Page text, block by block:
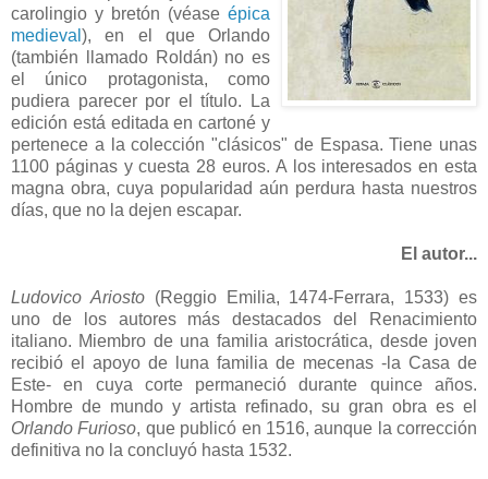
carolingio y bretón (véase épica
medieval ), en el que Orlando
(también llamado Roldán) no es
el único protagonista, como
pudiera parecer por el título. La
edición está editada en cartoné y
pertenece a la colección "clásicos" de Espasa. Tiene unas
1100 páginas y cuesta 28 euros. A los interesados en esta
magna obra, cuya popularidad aún perdura hasta nuestros
días, que no la dejen escapar.
El autor...
Ludovico Ariosto(Reggio Emilia, 1474-Ferrara, 1533) es
uno de los autores más destacados del Renacimiento
italiano. Miembro de una familia aristocrática, desde joven
recibió el apoyo de luna familia de mecenas -la Casa de
Este- en cuya corte permaneció durante quince años.
Hombre de mundo y artista refinado, su gran obra es el
Orlando Furioso, que publicó en 1516, aunque la corrección
definitiva no la concluyó hasta 1532.